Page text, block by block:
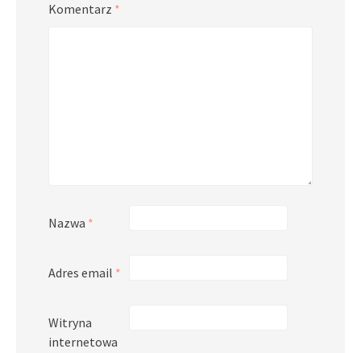
Komentarz *
Nazwa *
Adres email *
Witryna
internetowa